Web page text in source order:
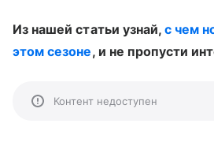
Из нашей статьи узнай,с чем
этом сезоне, и не пропусти
Контент недоступен